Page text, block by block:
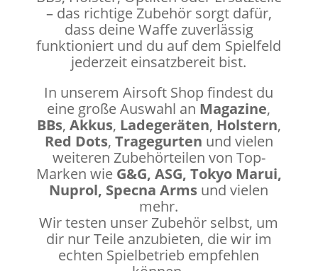
– das richtige Zubehör sorgt dafür,
dass deine Waffe zuverlässig
funktioniert und du auf dem Spielfeld
jederzeit einsatzbereit bist.
In unserem Airsoft Shop findest du
eine große Auswahl an Magazine,
BBs, Akkus, Ladegeräten, Holstern,
Red Dots, Tragegurten und vielen
weiteren Zubehörteilen von Top-
Marken wie G&G, ASG, Tokyo Marui,
Nuprol, Specna Arms und vielen
mehr.
Wir testen unser Zubehör selbst, um
dir nur Teile anzubieten, die wir im
echten Spielbetrieb empfehlen